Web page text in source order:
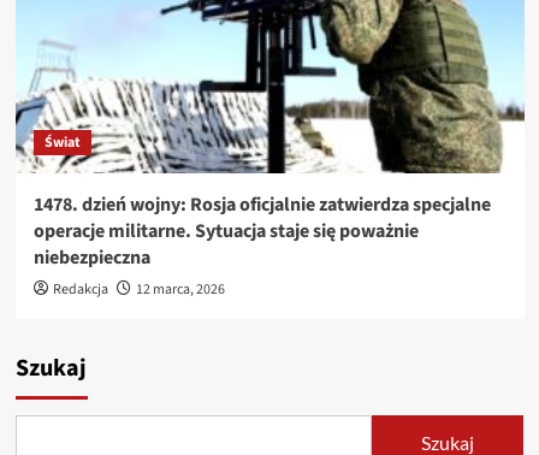
Świat
1478. dzień wojny: Rosja oficjalnie zatwierdza specjalne
operacje militarne. Sytuacja staje się poważnie
niebezpieczna
Redakcja 12 marca, 2026
Szukaj
Szukaj